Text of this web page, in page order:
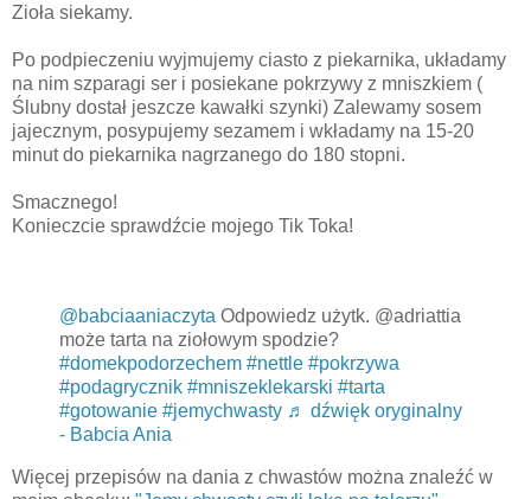
Zioła siekamy.
Po podpieczeniu wyjmujemy ciasto z piekarnika, układamy
na nim szparagi ser i posiekane pokrzywy z mniszkiem (
Ślubny dostał jeszcze kawałki szynki) Zalewamy sosem
jajecznym, posypujemy sezamem i wkładamy na 15-20
minut do piekarnika nagrzanego do 180 stopni.
Smacznego!
Konieczcie sprawdźcie mojego Tik Toka!
@babciaaniaczyta Odpowiedz użytk. @adriattia
może tarta na ziołowym spodzie?
#domekpodorzechem #nettle #pokrzywa
#podagrycznik #mniszeklekarski #tarta
#gotowanie #jemychwasty ♬ dźwięk oryginalny
- Babcia Ania
Więcej przepisów na dania z chwastów można znaleźć w